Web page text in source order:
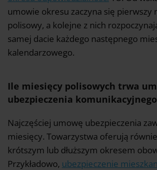
umowie okresu zaczyna się pierwszy
polisowy, a kolejne z nich
samej dacie każdego następnego
kalendarzowego.
Ile miesięcy polisowych trwa
ubezpieczenia
Najczęściej umowę ubezpieczenia
miesięcy. Towarzystwa oferują
krótszym lub dłuższym okresem
Przykładowo, ubezpieczenie